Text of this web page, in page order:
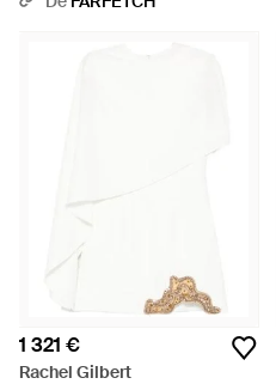
1 321 €
Rachel Gilbert